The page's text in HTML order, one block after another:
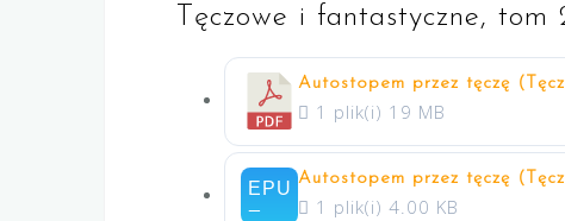
Tęczowe i fantastyczne,
Autostopem przez tęczę
1 plik(i) 19 MB
Autostopem przez tęczę
1 plik(i) 4.00 KB